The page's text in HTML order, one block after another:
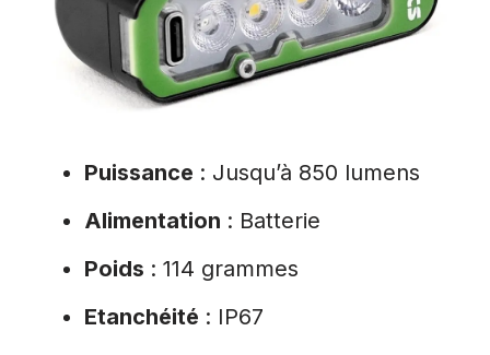
Puissance : Jusqu’à 850 lumens
Alimentation : Batterie
Poids : 114 grammes
Etanchéité : IP67